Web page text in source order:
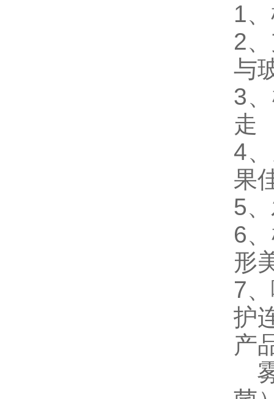
1
2
与
3
走
4
果
5
6
形
7
护
产